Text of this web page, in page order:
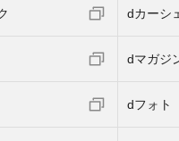
dカーシ
dマガジ
dフォト